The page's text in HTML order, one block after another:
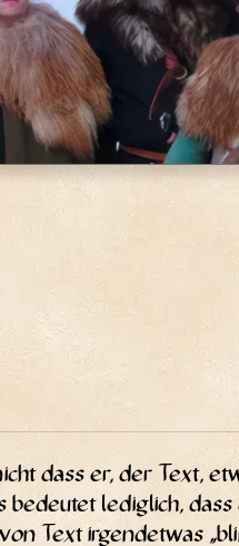
dass er, der Text,
bedeu­tet ledig­lich,
Text irgend­et­was